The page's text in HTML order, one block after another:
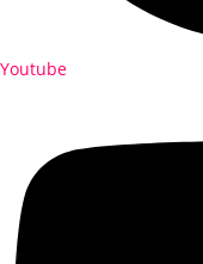
Youtube